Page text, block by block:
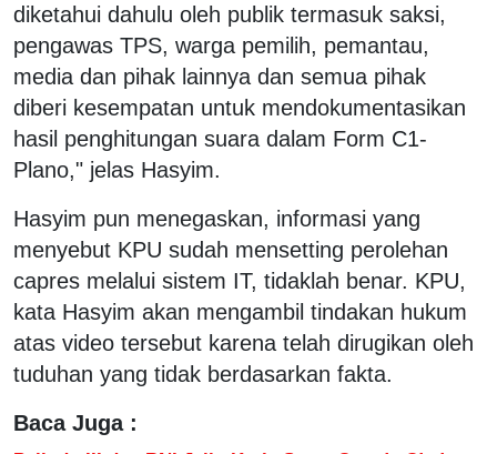
diketahui dahulu oleh publik termasuk saksi,
pengawas TPS, warga pemilih, pemantau,
media dan pihak lainnya dan semua pihak
diberi kesempatan untuk mendokumentasikan
hasil penghitungan suara dalam Form C1-
Plano," jelas Hasyim.
Hasyim pun menegaskan, informasi yang
menyebut KPU sudah mensetting perolehan
capres melalui sistem IT, tidaklah benar. KPU,
kata Hasyim akan mengambil tindakan hukum
atas video tersebut karena telah dirugikan oleh
tuduhan yang tidak berdasarkan fakta.
Baca Juga :